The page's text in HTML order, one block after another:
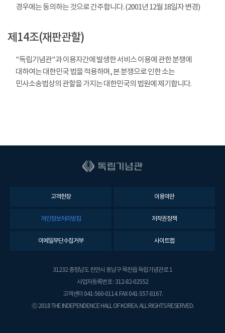
경우에는 동의하는 것으로 간주합니다. (2001년 12월 18일자 변경)
제14조(재판관할)
"독립기념관"과 이용자간에 발생한 서비스 이용에 관한 분쟁에
대하여는 대한민국 법을 적용하며, 본 분쟁으로 인한 소는
민사소송법상의 관할을 가지는 대한민국의 법원에 제기합니다.
고객헌장 이용약관
개인정보처리방침 저작권정책
이메일무단수집거부 사이트맵
31232 충청남도 천안시 동남구 목천읍 독립기념관로 1
사업자등록번호 : 312-82-02552
고객센터 041-560-0114. FAX 041-557-8167.
ⓒ 2018 THE INDEPENDENCE HALL OF KOREA. ALL RIGHTS RESERVED.